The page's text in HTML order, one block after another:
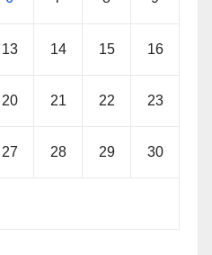
13 14 15 16
20 21 22 23
27 28 29 30